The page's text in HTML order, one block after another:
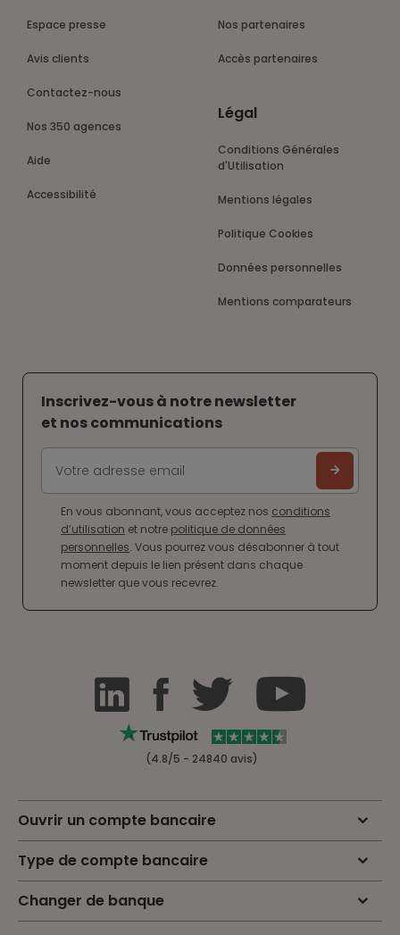
Espace presse
Avis clients
Contactez-nous
Nos 350 agences
Aide
Accessibilité
Nos partenaires
Accès partenaires
Légal
Conditions Générales
d'Utilisation
Mentions légales
Politique Cookies
Données personnelles
Mentions comparateurs
Inscrivez-vous à notre newsletter
et nos communications
En vous abonnant, vous acceptez nos conditions
d’utilisation et notre politique de données
personnelles. Vous pourrez vous désabonner à tout
moment depuis le lien présent dans chaque
newsletter que vous recevrez.
(4.8/5 - 24840 avis)
Ouvrir un compte bancaire
Type de compte bancaire
Changer de banque